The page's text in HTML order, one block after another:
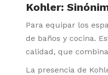
Kohler:
Para equipar los
de baños y cocina.
calidad, que
La presencia de